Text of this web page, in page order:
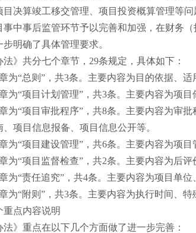
目决算竣工移交管理、项目投资概算管理等
事中事后监管环节予以完善和加强，在财务
明确了具体管理要求。
法》共分七个章节，29条规定，具体如下：
为“总则”，共3条。主要内容为目的依据、适
为“项目计划管理”，共3条。主要内容为项目
为“项目审批程序”，共8条。主要内容为审
项目信息报备、项目信息公开等。
为“项目建设管理”，共6条。主要内容为项
为“项目监督检查”，共2条。主要内容为后评
为“责任追究”，共4条。主要内容为项目单
为“附则”，共3条。主要内容为执行时间、特
重点内容说明
法》重点在以下几个方面做了进一步完善：